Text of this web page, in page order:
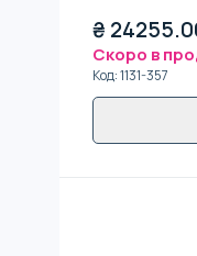
₴
Скоро в
Код:1131-357